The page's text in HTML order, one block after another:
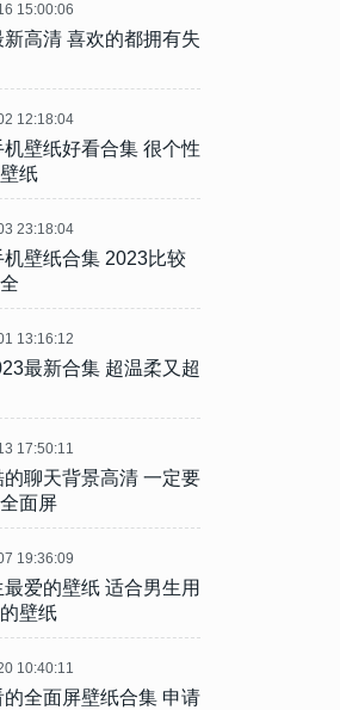
15:00:06
高清 喜欢的都拥有失
12:18:04
壁纸好看合集 很个性
纸
23:18:04
壁纸合集 2023比较
13:16:12
最新合集 超温柔又超
17:50:11
聊天背景高清 一定要
面屏
19:36:09
爱的壁纸 适合男生用
壁纸
10:40:11
全面屏壁纸合集 申请